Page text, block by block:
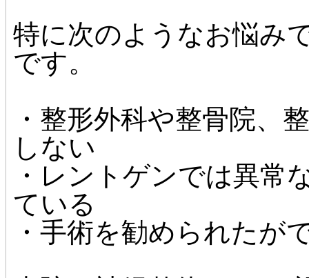
特に次のようなお悩み
です。
・整形外科や整骨院、
しない
・レントゲンでは異常
ている
・手術を勧められたが